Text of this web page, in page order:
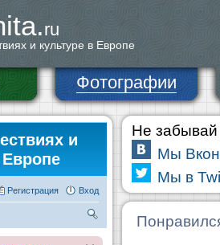
ru
и культуре в Европе
Фотографии
и
Европе
Вход
Регистрация
Не забывай
Мы
Мы в